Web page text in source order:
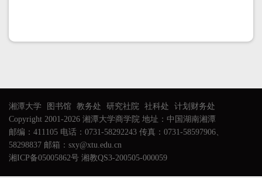
湘潭大学 图书馆 教务处 研究社院 社科处
计划财务处
Copyright 2001-2026 湘潭大学商学院 地址：中国湖南湘潭
邮编：411105 电话：0731-58292243 传真：0731-58597906、
58298837 邮箱：sxy@xtu.edu.cn
湘ICP备05005862号 湘教QS3-200505-000059